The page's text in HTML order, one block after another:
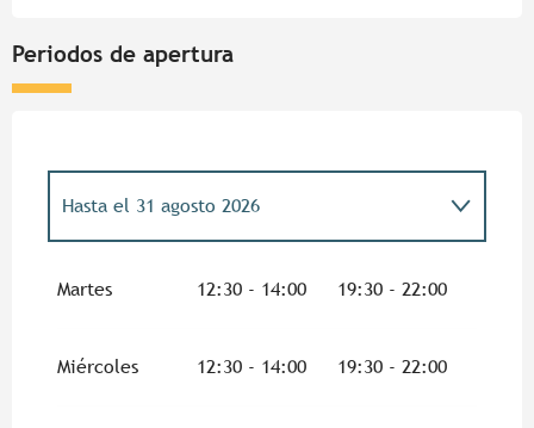
Periodos de apertura
Hasta el 31 agosto 2026
Martes 12:30 - 14:00 19:30 - 22:00
Miércoles 12:30 - 14:00 19:30 - 22:00